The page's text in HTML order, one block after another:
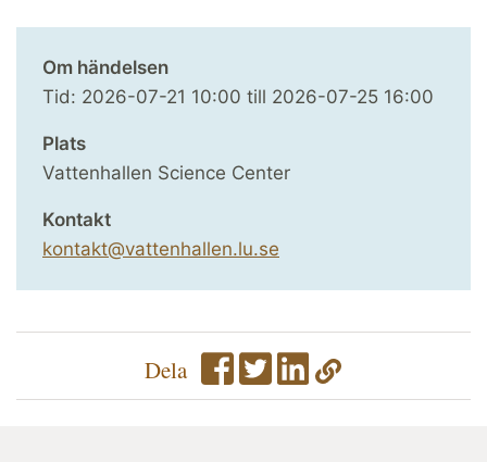
Om händelsen
Tid: 2026-07-21 10:00 till 2026-07-25 16:00
Plats
Vattenhallen Science Center
Kontakt
kontakt@vattenhallen.lu.se
Dela